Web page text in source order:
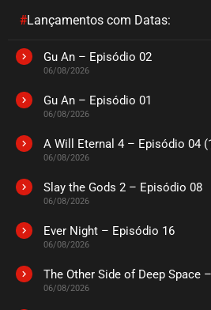
#Lançamentos com Datas:
Gu An – Episódio 02
06/08/2026
Gu An – Episódio 01
06/08/2026
A Will Eternal 4 – Episódio 04
06/08/2026
Slay the Gods 2 – Episódio 08
06/08/2026
Ever Night – Episódio 16
06/08/2026
The Other Side of Deep Space
06/08/2026